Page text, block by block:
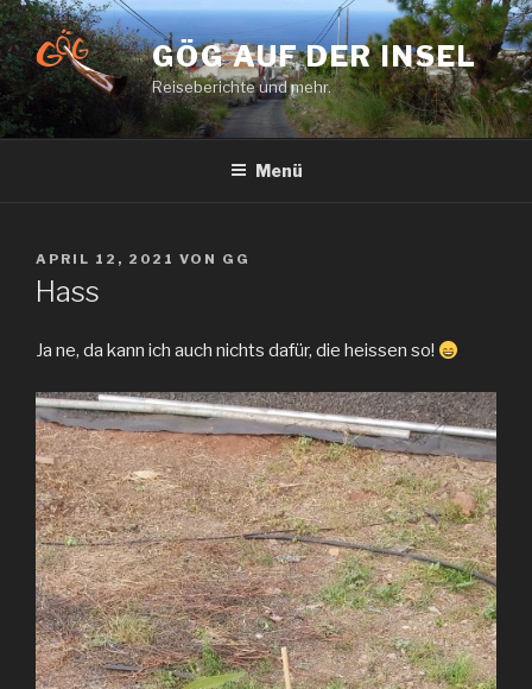
Zum
Inhalt
springen
GÖG AUF DER INSEL
Reiseberichte und mehr.
Menü
VERÖFFENTLICHT
AM
APRIL 12, 2021 VON GG
Hass
Ja ne, da kann ich auch nichts dafür, die heissen so!